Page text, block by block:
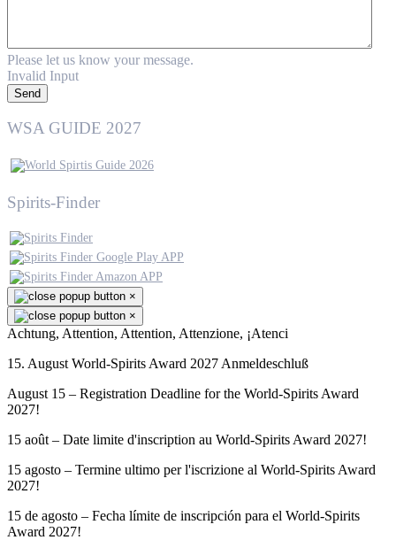
Please let us know your message.
Invalid Input
Send
WSA GUIDE 2027
Spirits-Finder
×
×
Achtung, Attention, Attention, Attenzione, ¡Atenci
15. August World-Spirits Award 2027 Anmeldeschluß
August 15 – Registration Deadline for the World-Spirits Award
2027!
15 août – Date limite d'inscription au World-Spirits Award 2027!
15 agosto – Termine ultimo per l'iscrizione al World-Spirits Award
2027!
15 de agosto – Fecha límite de inscripción para el World-Spirits
Award 2027!